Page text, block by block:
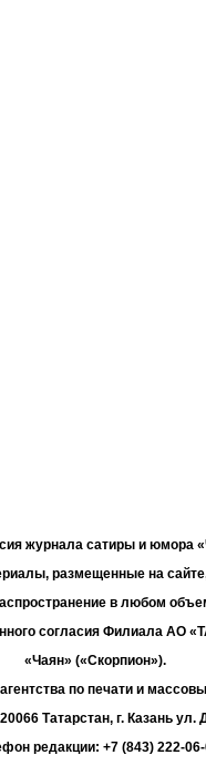
журнала сатиры и юмора
размещенные на
в любом
согласия Филиала АО
«Чаян» («Скорпион»).
по печати и
Татарстан, г. Казань ул.
редакции: +7 (843) 222-